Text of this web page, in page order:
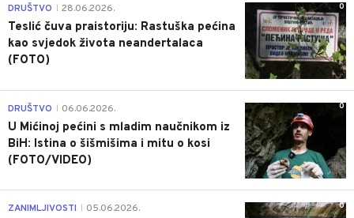
0
DRUŠTVO 28.06.2026.
Teslić čuva praistoriju: Rastuška pećina
kao svjedok života neandertalaca
(FOTO)
0
DRUŠTVO 06.06.2026.
U Mićinoj pećini s mladim naučnikom iz
BiH: Istina o šišmišima i mitu o kosi
(FOTO/VIDEO)
0
ZANIMLJIVOSTI 05.06.2026.